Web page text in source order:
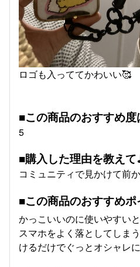
ロゴも入っててかわいい🥰
■この商品のおすすめ度
5
■購入した理由を教え
コミュニティで見かけて前
■この商品のおすすめ
かっこいいのに使いやすい
スマホをよく落としてしま
けるだけでぐっとオシャレ